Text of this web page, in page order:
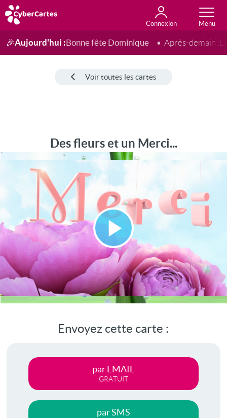
Connexion
Anniversaire
Fête du jour
Amour
Amitié
Merci
Toutes les cartes
🎉Aujourd'hui :Bonne fête Dominique Après-demain :
Voir toutes les cartes
Des fleurs et un Merci...
Lire
la
vidéo
Envoyez cette carte :
par EMAIL
GRATUIT
par SMS